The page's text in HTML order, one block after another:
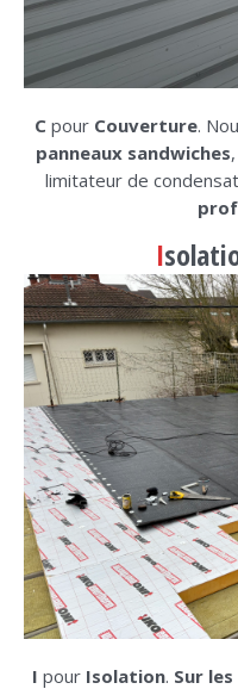
C pour Couverture.
panneaux sandwiches
limitateur de
I
I pour Isolation. Sur